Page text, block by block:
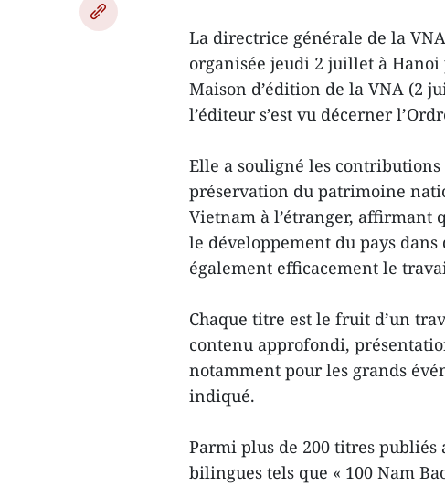
La directrice générale de la
organisée jeudi 2 juillet à
Maison d’édition de la VNA (2
l’éditeur s’est vu décerner
Elle a souligné les
préservation du patrimoine
Vietnam à l’étranger, affirmant
le développement du pays
également efficacement le
Chaque titre est le fruit d’un
contenu approfondi,
notamment pour les grands
indiqué.
Parmi plus de 200 titres publiés
bilingues tels que « 100 Nam